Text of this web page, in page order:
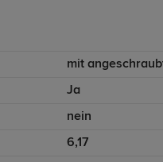
mit
Ja
nein
6,17